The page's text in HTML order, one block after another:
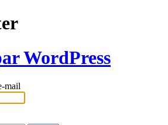
WordPress
mail